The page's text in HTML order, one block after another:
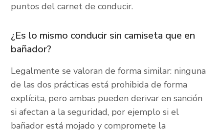
puntos del carnet de conducir.
¿Es lo mismo conducir sin camiseta que en
bañador?
Legalmente se valoran de forma similar: ninguna
de las dos prácticas está prohibida de forma
explícita, pero ambas pueden derivar en sanción
si afectan a la seguridad, por ejemplo si el
bañador está mojado y compromete la